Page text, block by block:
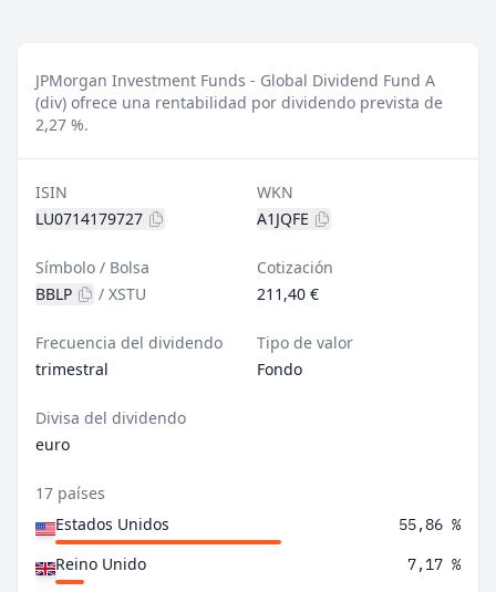
JPMorgan Investment Funds - Global Dividend Fund A
(div) ofrece una rentabilidad por dividendo prevista de
2,27 %.
ISIN
LU0714179727
WKN
A1JQFE
Símbolo / Bolsa
BBLP
/ XSTU
Cotización
211,40 €
Frecuencia del dividendo
trimestral
Tipo de valor
Fondo
Divisa del dividendo
euro
17 países
Estados Unidos
55,86 %
Reino Unido 7,17 %